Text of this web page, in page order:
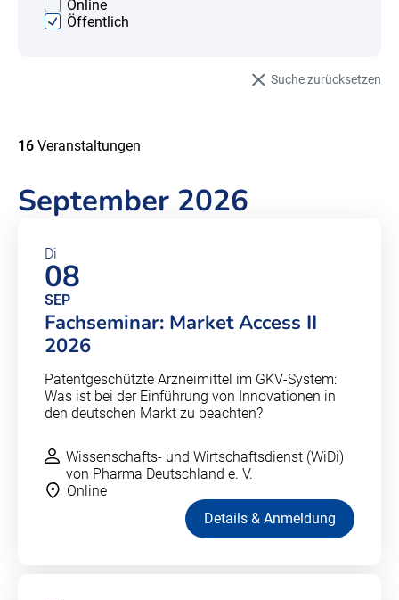
Online
Öffentlich
Suche zurücksetzen
16 Veranstaltungen
September 2026
Di
08
SEP
Fachseminar: Market Access II
2026
Patentgeschützte Arzneimittel im GKV-System:
Was ist bei der Einführung von Innovationen in
den deutschen Markt zu beachten?
Wissenschafts- und Wirtschaftsdienst (WiDi)
von Pharma Deutschland e. V.
Online
Details & Anmeldung